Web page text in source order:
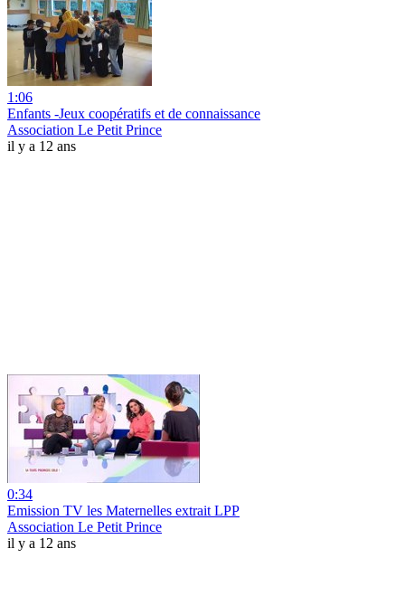
1:06
Enfants -Jeux coopératifs et de connaissance
Association Le Petit Prince
il y a 12 ans
0:34
Emission TV les Maternelles extrait LPP
Association Le Petit Prince
il y a 12 ans